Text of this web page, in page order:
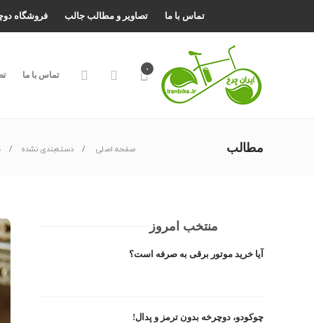
فروشگاه تصاویر و مطالب جالب تماس با ما
تماس با ما
۰
مطالب صفحه اصلی دسته‌بندی نشده
منتخب امروز
آیا خرید موتور برقی به صرفه است؟
چوکودو، دوچرخه بدون ترمز و پدال!